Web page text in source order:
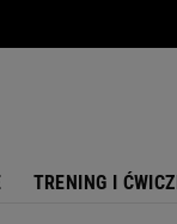
TRENING I